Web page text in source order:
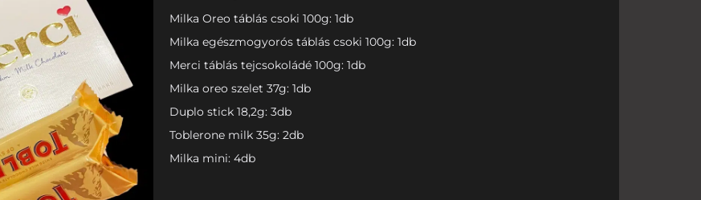
Milka Oreo táblás csoki 100g: 1db
Milka egészmogyorós táblás csoki 100g: 1db
Merci táblás tejcsokoládé 100g: 1db
Milka oreo szelet 37g: 1db
Duplo stick 18,2g: 3db
Toblerone milk 35g: 2db
Milka mini: 4db